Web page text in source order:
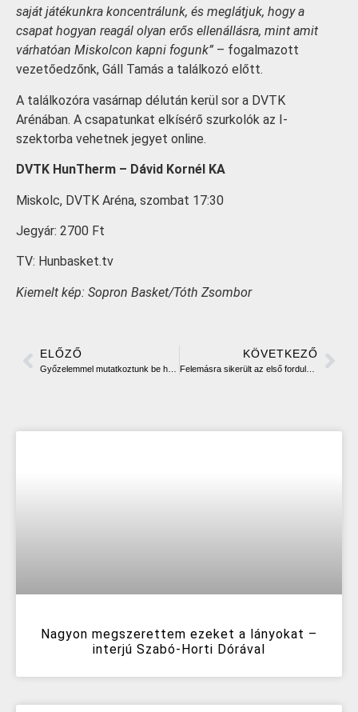
saját játékunkra koncentrálunk, és meglátjuk, hogy a
csapat hogyan reagál olyan erős ellenállásra, mint amit
várhatóan Miskolcon kapni fogunk” – fogalmazott
vezetőedzőnk, Gáll Tamás a találkozó előtt.
A találkozóra vasárnap délután kerül sor a DVTK
Arénában. A csapatunkat elkísérő szurkolók az I-
szektorba vehetnek jegyet online.
DVTK HunTherm – Dávid Kornél KA
Miskolc, DVTK Aréna, szombat 17:30
Jegyár: 2700 Ft
TV: Hunbasket.tv
Kiemelt kép: Sopron Basket/Tóth Zsombor
ELŐZŐ KÖVETKEZŐ
Felemásra sikerült az első forduló a Darazsaknak, az U11 bajokságban
Nagyon megszerettem ezeket a lányokat –
interjú Szabó-Horti Dórával